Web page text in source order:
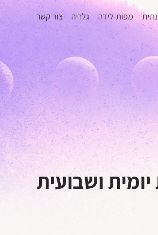
מפות לידה גלריה צור קשר
ושבועית